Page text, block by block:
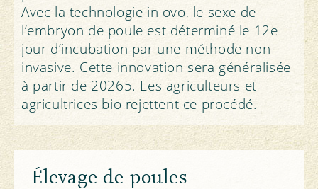
Avec la technologie in ovo, le sexe de
l’embryon de poule est déterminé le 12e
jour d’incubation par une méthode non
invasive. Cette innovation sera généralisée
à partir de 20265. Les agriculteurs et
agricultrices bio rejettent ce procédé.
Élevage de poules